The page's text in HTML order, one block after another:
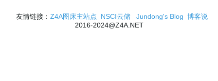
友情链接： Z4A图床主站点 NSCI云储 Jundong's Blog 博客说
2016-2024@Z4A.NET